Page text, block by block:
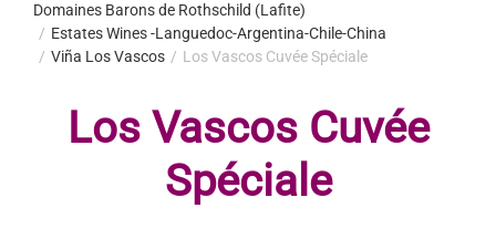
Domaines Barons de Rothschild (Lafite)
Estates Wines -Languedoc-Argentina-Chile-China
Viña Los Vascos
Los Vascos Cuvée Spéciale
Los Vascos Cuvée
Spéciale